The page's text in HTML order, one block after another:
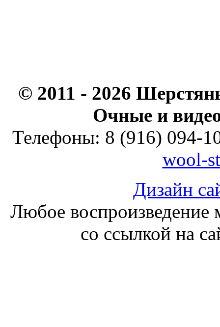
© 2011 - 2026
Очные и
Телефоны: 8 (916) 094-
wool-
Дизайн
Любое воспроизведение
со ссылкой на